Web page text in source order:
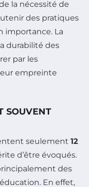
la nécessité de
des pratiques
importance. La
durabilité des
par les
empreinte
SOUVENT
seulement 12
d’être évoqués.
des
En effet,